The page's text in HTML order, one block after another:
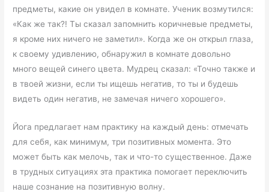
предметы, какие он увидел в комнате. Ученик возмутился:
«Как же так?! Ты сказал запомнить коричневые предметы,
я кроме них ничего не заметил». Когда же он открыл глаза,
к своему удивлению, обнаружил в комнате довольно
много вещей синего цвета. Мудрец сказал: «Точно также и
в твоей жизни, если ты ищешь негатив, то ты и будешь
видеть один негатив, не замечая ничего хорошего».
Йога предлагает нам практику на каждый день: отмечать
для себя, как минимум, три позитивных момента. Это
может быть как мелочь, так и что-то существенное. Даже
в трудных ситуациях эта практика помогает переключить
наше сознание на позитивную волну.